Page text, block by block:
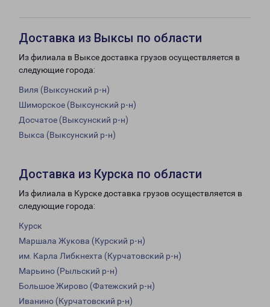
Доставка из Выксы по области
Из филиала в Выксе доставка грузов осуществляется в
следующие города:
Виля (Выксунский р-н)
Шиморское (Выксунский р-н)
Досчатое (Выксунский р-н)
Выкса (Выксунский р-н)
Доставка из Курска по области
Из филиала в Курске доставка грузов осуществляется в
следующие города:
Курск
Маршала Жукова (Курский р-н)
им. Карла Либкнехта (Курчатовский р-н)
Марьино (Рыльский р-н)
Большое Жирово (Фатежский р-н)
Иванино (Курчатовский р-н)